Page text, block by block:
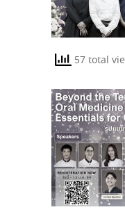
57 total